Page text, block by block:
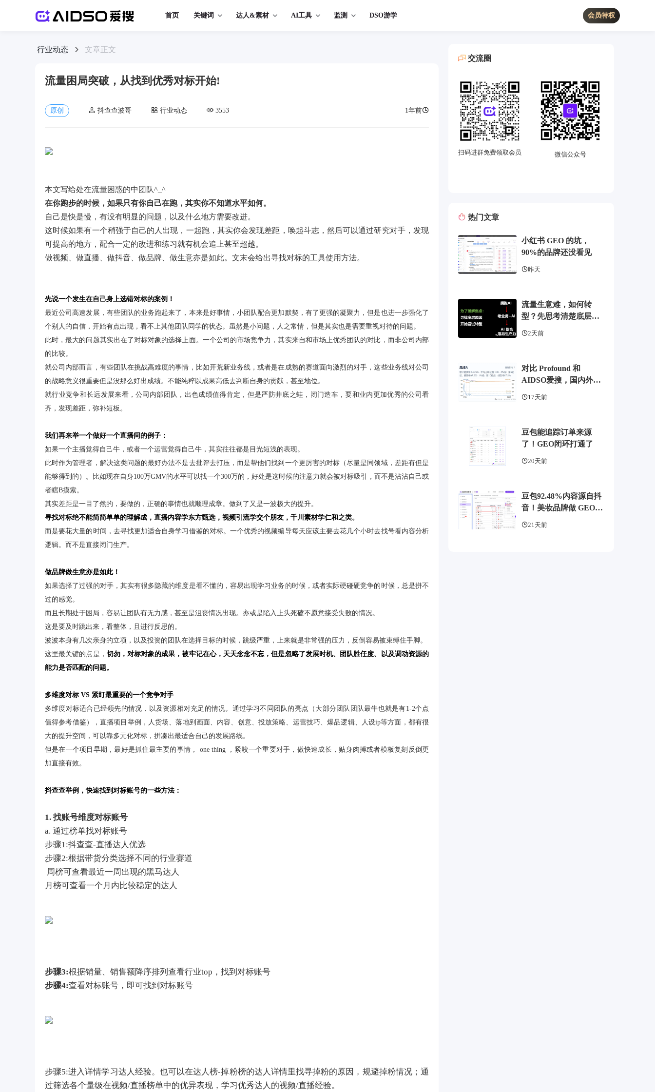
首页 关键词 达人&素材 AI工具 监测 DSO游学 会员特权
行业动态 文章正文
流量困局突破，从找到优秀对标开始!
原创 抖查查波哥 行业动态 3553 1年前
本文写给处在流量困惑的中团队^_^
在你跑步的时候，如果只有你自己在跑，其实你不知道水平如何。
自己是快是慢，有没有明显的问题，以及什么地方需要改进。
这时候如果有一个稍强于自己的人出现，一起跑，其实你会发现差距，唤起斗志，然后可以通过研究对手，发现
可提高的地方，配合一定的改进和练习就有机会追上甚至超越。
做视频、做直播、做抖音、做品牌、做生意亦是如此。文末会给出寻找对标的工具使用方法。
先说一个发生在自己身上选错对标的案例！
最近公司高速发展，有些团队的业务跑起来了，本来是好事情，小团队配合更加默契，有了更强的凝聚力，但是也进一步强化了
个别人的自信，开始有点出现，看不上其他团队同学的状态。虽然是小问题，人之常情，但是其实也是需要重视对待的问题。
此时，最大的问题其实出在了对标对象的选择上面。一个公司的市场竞争力，其实来自和市场上优秀团队的对比，而非公司内部
的比较。
就公司内部而言，有些团队在挑战高难度的事情，比如开荒新业务线，或者是在成熟的赛道面向激烈的对手，这些业务线对公司
的战略意义很重要但是没那么好出成绩。不能纯粹以成果高低去判断自身的贡献，甚至地位。
就行业竞争和长远发展来看，公司内部团队，出色成绩值得肯定，但是严防井底之蛙，闭门造车，要和业内更加优秀的公司看
齐，发现差距，弥补短板。
我们再来举一个做好一个直播间的例子：
如果一个主播觉得自己牛，或者一个运营觉得自己牛，其实往往都是目光短浅的表现。
此时作为管理者，解决这类问题的最好办法不是去批评去打压，而是帮他们找到一个更厉害的对标（尽量是同领域，差距有但是
能够得到的）。比如现在自身100万GMV的水平可以找一个300万的，好处是这时候的注意力就会被对标吸引，而不是沾沾自己或
者瞎B摸索。
其实差距是一目了然的，要做的，正确的事情也就顺理成章。做到了又是一波极大的提升。
寻找对标绝不能简简单单的理解成，直播内容学东方甄选，视频引流学交个朋友，千川素材学仁和之类。
而是要花大量的时间，去寻找更加适合自身学习借鉴的对标。一个优秀的视频编导每天应该主要去花几个小时去找号看内容分析
逻辑。而不是直接闭门生产。
做品牌做生意亦是如此！
如果选择了过强的对手，其实有很多隐藏的维度是看不懂的，容易出现学习业务的时候，或者实际硬碰硬竞争的时候，总是拼不
过的感觉。
而且长期处于困局，容易让团队有无力感，甚至是沮丧情况出现。亦或是陷入上头死磕不愿意接受失败的情况。
这是要及时跳出来，看整体，且进行反思的。
波波本身有几次亲身的立项，以及投资的团队在选择目标的时候，跳级严重，上来就是非常强的压力，反倒容易被束缚住手脚。
这里最关键的点是， 切勿，对标对象的成果，被牢记在心，天天念念不忘，但是忽略了发展时机、团队胜任度、以及调动资源的
能力是否匹配的问题。
多维度对标 VS 紧盯最重要的一个竞争对手
多维度对标适合已经领先的情况，以及资源相对充足的情况。通过学习不同团队的亮点（大部分团队团队最牛也就是有1-2个点
值得参考借鉴），直播项目举例，人货场、落地到画面、内容、创意、投放策略、运营技巧、爆品逻辑、人设ip等方面，都有很
大的提升空间，可以靠多元化对标，拼凑出最适合自己的发展路线。
但是在一个项目早期，最好是抓住最主要的事情， one thing ，紧咬一个重要对手，做快速成长，贴身肉搏或者模板复刻反倒更
加直接有效。
抖查查举例，快速找到对标账号的一些方法：
1. 找账号维度对标账号
a. 通过榜单找对标账号
步骤1:抖查查-直播达人优选
步骤2:根据带货分类选择不同的行业赛道
周榜可查看最近一周出现的黑马达人
月榜可查看一个月内比较稳定的达人
步骤3:根据销量、销售额降序排列查看行业top，找到对标账号
步骤4:查看对标账号，即可找到对标账号
步骤5:进入详情学习达人经验。也可以在达人榜-掉粉榜的达人详情里找寻掉粉的原因，规避掉粉情况；通
过筛选各个量级在视频/直播榜单中的优异表现，学习优秀达人的视频/直播经验。
交流圈
扫码进群免费领取会员 微信公众号
热门文章
小红书 GEO 的坑，
90%的品牌还没看见
昨天
流量生意难，如何转
型？先思考清楚底层逻
2天前
对比 Profound 和
AIDSO爱搜，国内外
17天前
豆包能追踪订单来源
了！GEO闭环打通了
20天前
豆包92.48%内容源自抖
音！美妆品牌做 GEO
21天前